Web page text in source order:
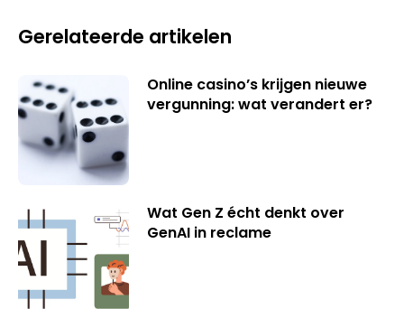
Gerelateerde artikelen
Online casino’s krijgen nieuwe
vergunning: wat verandert er?
Wat Gen Z écht denkt over
GenAI in reclame